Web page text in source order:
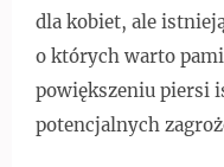
dla kobiet, ale
o których warto
powiększeniu piersi
potencjalnych